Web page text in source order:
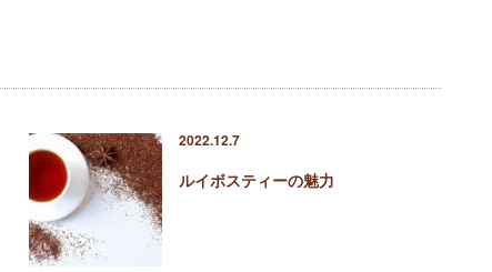
2022.12.7
ルイボスティーの魅力